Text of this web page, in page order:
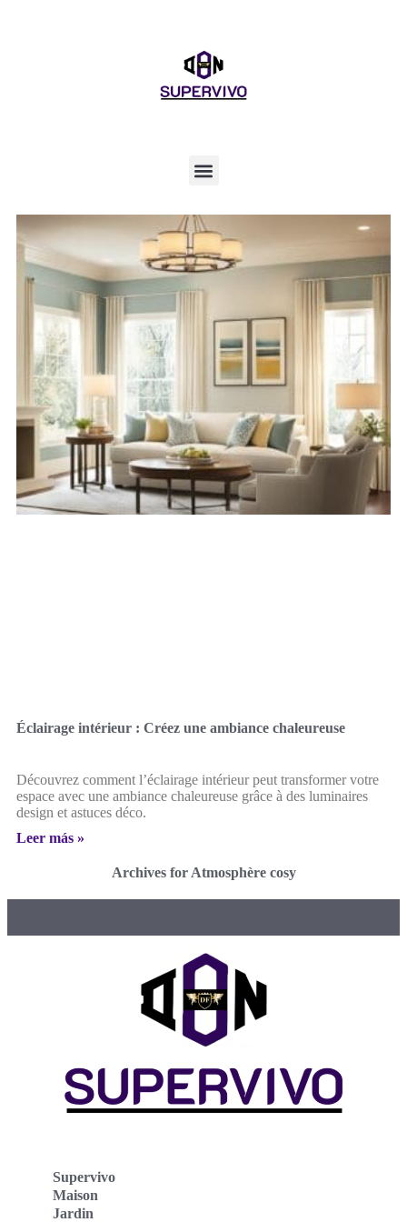
Éclairage intérieur : Créez une ambiance chaleureuse
Découvrez comment l’éclairage intérieur peut transformer votre
espace avec une ambiance chaleureuse grâce à des luminaires
design et astuces déco.
Leer más »
Archives for Atmosphère cosy
Supervivo
Maison
Jardin